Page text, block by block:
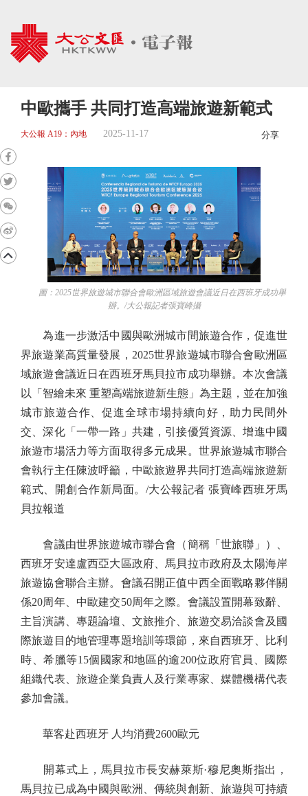
中歐攜手 共同打造高端旅遊新範式
大公報 A19：內地 2025-11-17 分享
圖：2025世界旅遊城市聯合會歐洲區域旅遊會議近日在西班牙成功舉
辦。/大公報記者張寶峰攝
為進一步激活中國與歐洲城市間旅遊合作，促進世
界旅遊業高質量發展，2025世界旅遊城市聯合會歐洲區
域旅遊會議近日在西班牙馬貝拉市成功舉辦。本次會議
以「智繪未來 重塑高端旅遊新生態」為主題，並在加強
城市旅遊合作、促進全球市場持續向好，助力民間外
交、深化「一帶一路」共建，引接優質資源、增進中國
旅遊市場活力等方面取得多元成果。世界旅遊城市聯合
會執行主任陳波呼籲，中歐旅遊界共同打造高端旅遊新
範式、開創合作新局面。/大公報記者 張寶峰西班牙馬
貝拉報道
會議由世界旅遊城市聯合會（簡稱「世旅聯」）、
西班牙安達盧西亞大區政府、馬貝拉市政府及太陽海岸
旅遊協會聯合主辦。會議召開正值中西全面戰略夥伴關
係20周年、中歐建交50周年之際。會議設置開幕致辭、
主旨演講、專題論壇、文旅推介、旅遊交易洽談會及國
際旅遊目的地管理專題培訓等環節，來自西班牙、比利
時、希臘等15個國家和地區的逾200位政府官員、國際
組織代表、旅遊企業負責人及行業專家、媒體機構代表
參加會議。
華客赴西班牙 人均消費2600歐元
開幕式上，馬貝拉市長安赫萊斯·穆尼奧斯指出，
馬貝拉已成為中國與歐洲、傳統與創新、旅遊與可持續